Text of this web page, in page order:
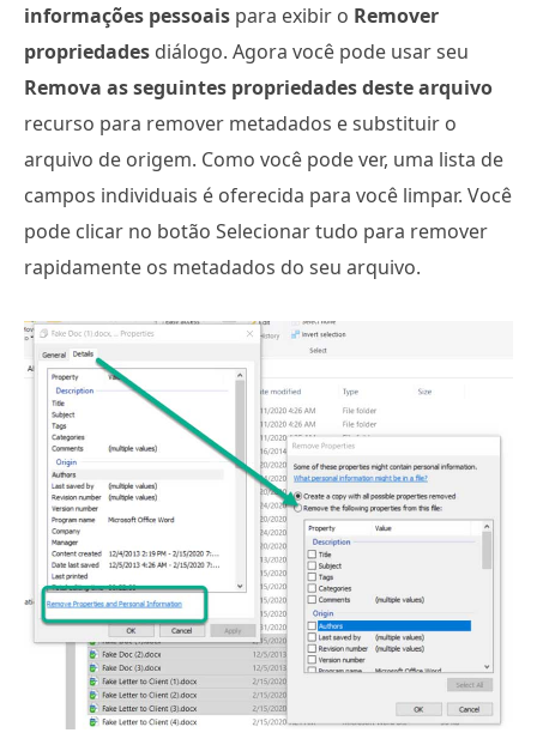
informações pessoais para exibir o Remover
propriedades diálogo. Agora você pode usar seu
Remova as seguintes propriedades deste arquivo
recurso para remover metadados e substituir o
arquivo de origem. Como você pode ver, uma lista de
campos individuais é oferecida para você limpar. Você
pode clicar no botão Selecionar tudo para remover
rapidamente os metadados do seu arquivo.